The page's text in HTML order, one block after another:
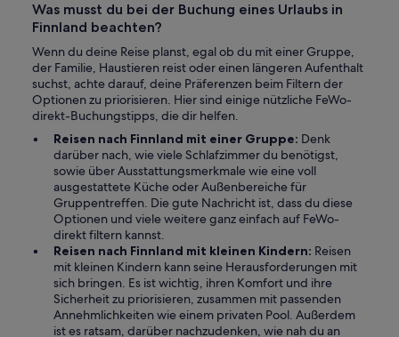
Was musst du bei der Buchung eines Urlaubs in
Finnland beachten?
Wenn du deine Reise planst, egal ob du mit einer Gruppe,
der Familie, Haustieren reist oder einen längeren Aufenthalt
suchst, achte darauf, deine Präferenzen beim Filtern der
Optionen zu priorisieren. Hier sind einige nützliche FeWo-
direkt-Buchungstipps, die dir helfen.
Reisen nach Finnland mit einer Gruppe: Denk
darüber nach, wie viele Schlafzimmer du benötigst,
sowie über Ausstattungsmerkmale wie eine voll
ausgestattete Küche oder Außenbereiche für
Gruppentreffen. Die gute Nachricht ist, dass du diese
Optionen und viele weitere ganz einfach auf FeWo-
direkt filtern kannst.
Reisen nach Finnland mit kleinen Kindern: Reisen
mit kleinen Kindern kann seine Herausforderungen mit
sich bringen. Es ist wichtig, ihren Komfort und ihre
Sicherheit zu priorisieren, zusammen mit passenden
Annehmlichkeiten wie einem privaten Pool. Außerdem
ist es ratsam, darüber nachzudenken, wie nah du an